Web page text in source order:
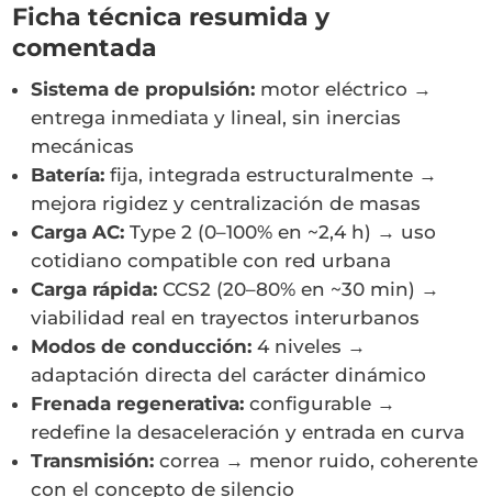
Ficha técnica resumida y
comentada
Sistema de propulsión: motor eléctrico →
entrega inmediata y lineal, sin inercias
mecánicas
Batería: fija, integrada estructuralmente →
mejora rigidez y centralización de masas
Carga AC: Type 2 (0–100% en ~2,4 h) → uso
cotidiano compatible con red urbana
Carga rápida: CCS2 (20–80% en ~30 min) →
viabilidad real en trayectos interurbanos
Modos de conducción: 4 niveles →
adaptación directa del carácter dinámico
Frenada regenerativa: configurable →
redefine la desaceleración y entrada en curva
Transmisión: correa → menor ruido, coherente
con el concepto de silencio